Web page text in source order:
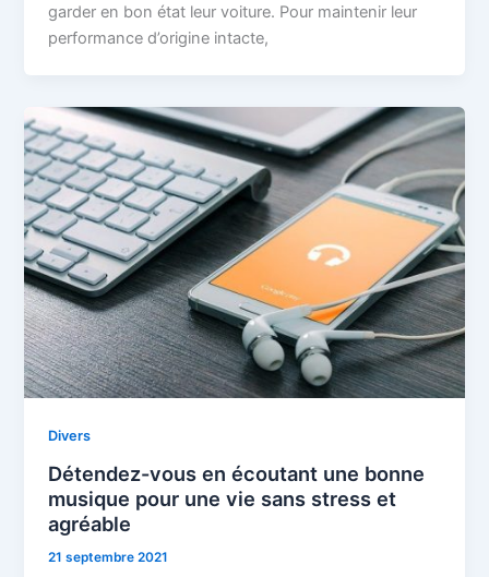
garder en bon état leur voiture. Pour maintenir leur
performance d’origine intacte,
Divers
Détendez-vous en écoutant une bonne
musique pour une vie sans stress et
agréable
21 septembre 2021